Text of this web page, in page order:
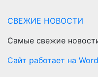
СВЕЖИЕ НОВОСТИ
Самые свежие
Сайт работает на